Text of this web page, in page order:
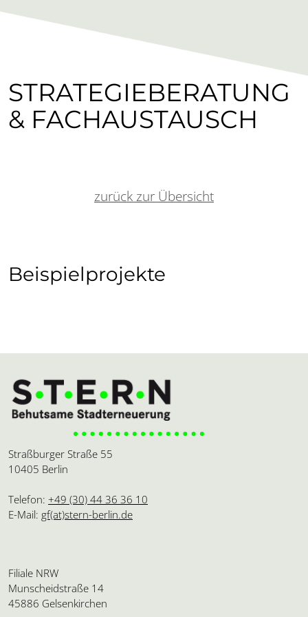
STRATEGIEBERATUNG
& FACHAUSTAUSCH
zurück zur Übersicht
Beispielprojekte
Straßburger Straße 55
10405 Berlin
Telefon: +49 (30) 44 36 36 10
E-Mail: gf(at)stern-berlin.de
Filiale NRW
Munscheidstraße 14
45886 Gelsenkirchen